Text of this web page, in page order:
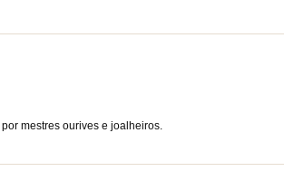
mestres ourives e joalheiros.